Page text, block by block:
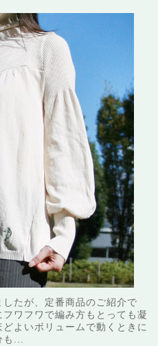
たが、定番商品のご紹介で
ワフワで編み方もとっても凝
よいボリュームで動くときに
も...